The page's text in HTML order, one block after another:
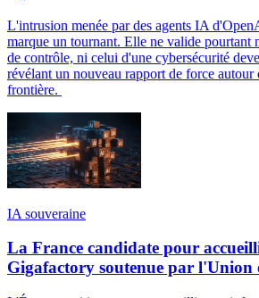
L'intrusion menée par des agents IA
marque un tournant. Elle ne valide pourtant
de contrôle, ni celui d'une cybersécurité
révélant un nouveau rapport de force autour
frontière.
IA souveraine
La France candidate pour
Gigafactory soutenue par l'Union